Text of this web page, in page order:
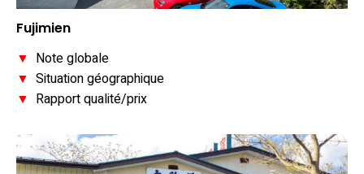
Fujimien
▼ Note globale
▼ Situation géographique
▼ Rapport qualité/prix